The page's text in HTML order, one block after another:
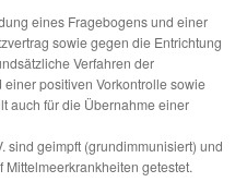
eines Fragebogens und einer
sowie gegen die Entrichtung
Verfahren der
positiven Vorkontrolle sowie
auch für die Übernahme einer
sind geimpft (grundimmunisiert) und
getestet.